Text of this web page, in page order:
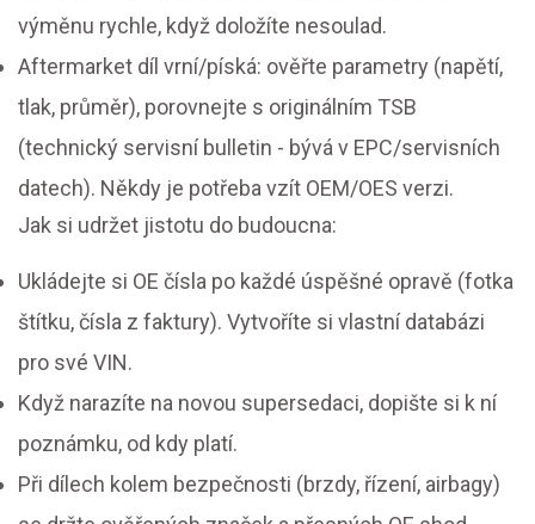
výměnu rychle, když doložíte nesoulad.
Aftermarket díl vrní/píská: ověřte parametry (napětí,
tlak, průměr), porovnejte s originálním TSB
(technický servisní bulletin - bývá v EPC/servisních
datech). Někdy je potřeba vzít OEM/OES verzi.
Jak si udržet jistotu do budoucna:
Ukládejte si OE čísla po každé úspěšné opravě (fotka
štítku, čísla z faktury). Vytvoříte si vlastní databázi
pro své VIN.
Když narazíte na novou supersedaci, dopište si k ní
poznámku, od kdy platí.
Při dílech kolem bezpečnosti (brzdy, řízení, airbagy)